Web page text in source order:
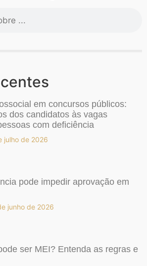
em concursos públicos:
dos candidatos às vagas
com deficiência
julho de 2026
pode impedir aprovação em
junho de 2026
ser MEI? Entenda as regras e